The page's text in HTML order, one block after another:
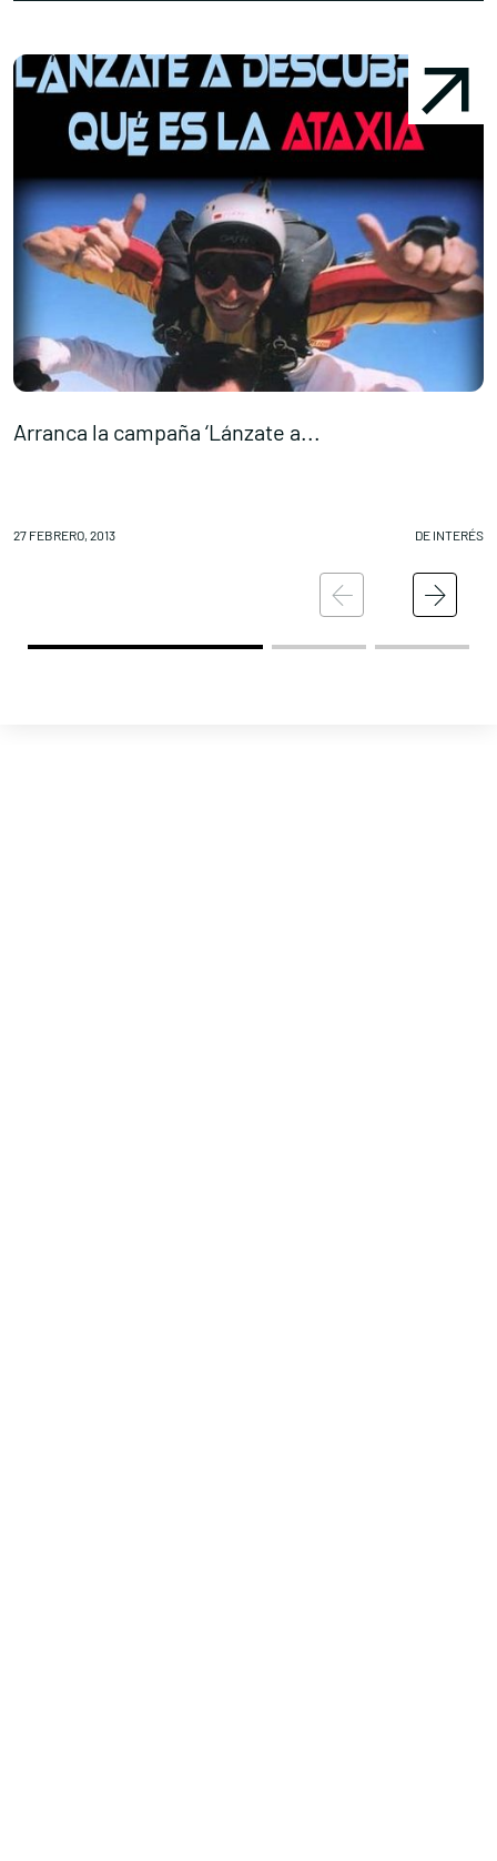
Arranca la campaña ‘Lánzate a...
27 FEBRERO, 2013 DE INTERÉS
Conócenos
Asociaciones
Actualidad
Nuestros premios
Accede al apartado personal de asociaciones
Contacta con nosotros